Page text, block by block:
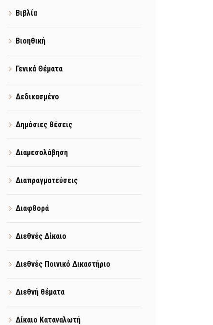
Βιβλία
Βιοηθική
Γενικά Θέματα
Δεδικασμένο
Δημόσιες θέσεις
Διαμεσολάβηση
Διαπραγματεύσεις
Διαφθορά
Διεθνές Δίκαιο
Διεθνές Ποινικό Δικαστήριο
Διεθνή θέματα
Δίκαιο Καταναλωτή